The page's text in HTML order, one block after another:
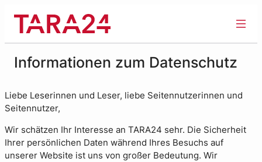
springen
Informationen zum Datenschutz
Liebe Leserinnen und Leser, liebe Seitennutzerinnen und
Seitennutzer,
Wir schätzen Ihr Interesse an TARA24 sehr. Die Sicherheit
Ihrer persönlichen Daten während Ihres Besuchs auf
unserer Website ist uns von großer Bedeutung. Wir